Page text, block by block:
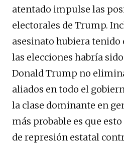
atentado impulse las
electorales de Trump.
asesinato hubiera tenido
las elecciones habría
Donald Trump no
aliados en todo el
la clase dominante en
más probable es que
de represión estatal